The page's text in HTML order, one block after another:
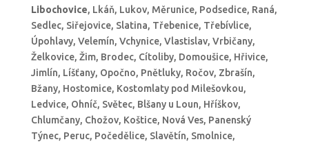
Libochovice, Lkáň, Lukov, Měrunice, Podsedice, Raná,
Sedlec, Siřejovice, Slatina, Třebenice, Třebívlice,
Úpohlavy, Velemín, Vchynice, Vlastislav, Vrbičany,
Želkovice, Žim, Brodec, Cítoliby, Domoušice, Hřivice,
Jimlín, Líšťany, Opočno, Pnětluky, Ročov, Zbrašín,
Bžany, Hostomice, Kostomlaty pod Milešovkou,
Ledvice, Ohníč, Světec, Blšany u Loun, Hříškov,
Chlumčany, Chožov, Koštice, Nová Ves, Panenský
Týnec, Peruc, Počedělice, Slavětín, Smolnice,